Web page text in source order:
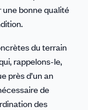
une bonne qualité
du terrain
rappelons-le,
près d’un an
de
des